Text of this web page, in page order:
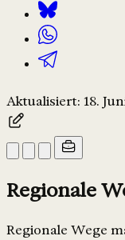
Aktualisiert: 18.
Regionale
Regionale Wege